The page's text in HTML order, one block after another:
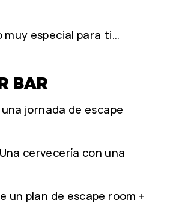
muy especial para ti…
BAR
jornada de escape
cervecería con una
un plan de escape room +